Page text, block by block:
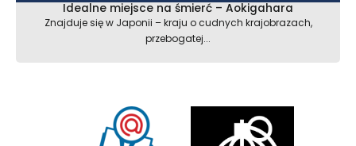
Idealne miejsce na śmierć – Aokigahara
Znajduje się w Japonii – kraju o cudnych krajobrazach,
przebogatej...